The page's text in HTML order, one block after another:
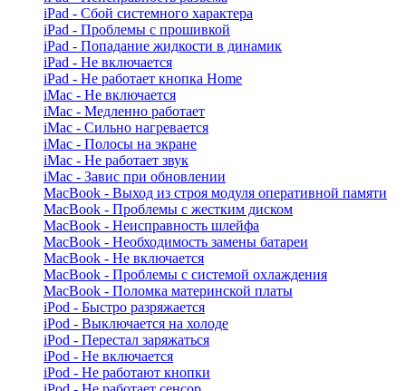
iPad - Сбой системного характера
iPad - Проблемы с прошивкой
iPad - Попадание жидкости в динамик
iPad - Не включается
iPad - Не работает кнопка Home
iMac - Не включается
iMac - Медленно работает
iMac - Сильно нагревается
iMac - Полосы на экране
iMac - Не работает звук
iMac - Завис при обновлении
MacBook - Выход из строя модуля оперативной памяти
MacBook - Проблемы с жестким диском
MacBook - Неисправность шлейфа
MacBook - Необходимость замены батареи
MacBook - Не включается
MacBook - Проблемы с системой охлаждения
MacBook - Поломка материнской платы
iPod - Быстро разряжается
iPod - Выключается на холоде
iPod - Перестал заряжаться
iPod - Не включается
iPod - Не работают кнопки